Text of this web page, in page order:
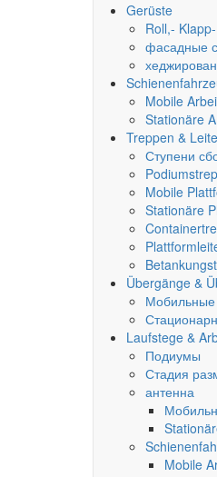
Gerüste
Roll,-
фасадные
Mobile
Stationäre
Treppen &
Ступени
Mobile
Stationäre
Übergänge &
Laufstege &
Подиумы
Стадия
антенна
Mobile